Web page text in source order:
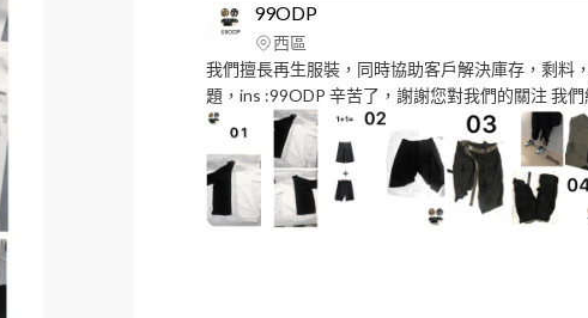
99ODP
西區
我們擅長再生服裝，同時協助客戶解決庫存，剩料
題，ins :99ODP 辛苦了，謝謝您對我們的關注 我們經常依據
instagram ：99odp 版型變化01～04來訂價 請提供您要修改品
項並與我們聯絡